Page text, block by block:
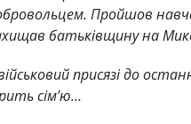
Пройшов
батьківщину на
присязі до
сім’ю…